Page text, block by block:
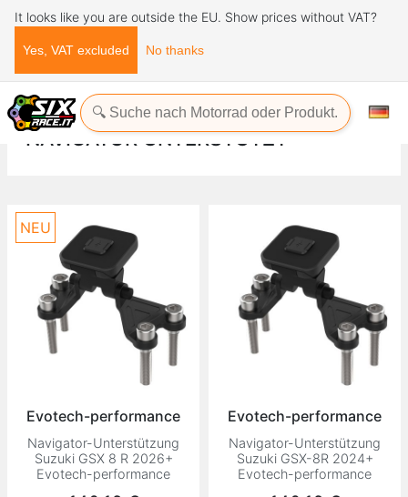
It looks like you are outside the EU. Show prices without VAT?
Yes, VAT excluded No thanks
Startseite Zubehör Navigator unterstützt
NAVIGATOR UNTERSTÜTZT
Evotech-performance
Navigator-Unterstützung
Suzuki GSX 8 R 2026+
Evotech-performance
NEU
Evotech-performance
Navigator-Unterstützung
Suzuki GSX-8R 2024+
Evotech-performance